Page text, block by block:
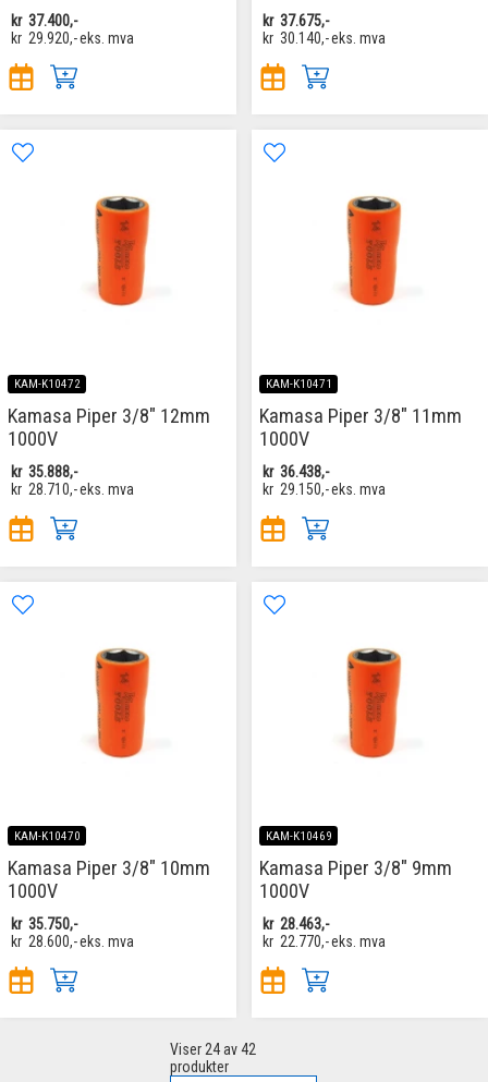
kr 37.400,-
kr 29.920,-eks. mva
kr 37.675,-
kr 30.140,-eks. mva
KAM-K10472
Kamasa Piper 3/8" 12mm
1000V
kr 35.888,-
kr 28.710,-eks. mva
KAM-K10471
Kamasa Piper 3/8" 11mm
1000V
kr 36.438,-
kr 29.150,-eks. mva
KAM-K10470
Kamasa Piper 3/8" 10mm
1000V
kr 35.750,-
kr 28.600,-eks. mva
KAM-K10469
Kamasa Piper 3/8" 9mm
1000V
kr 28.463,-
kr 22.770,-eks. mva
Viser 24av 42
produkter